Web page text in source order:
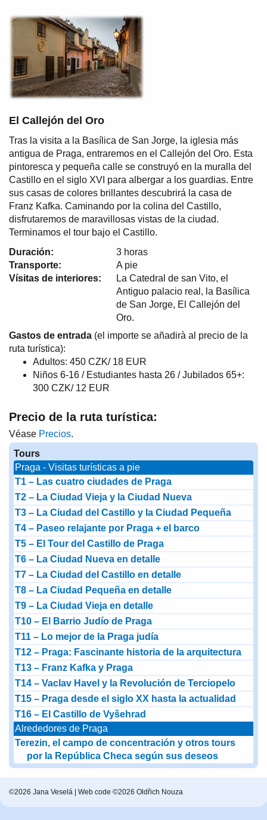
El Callejón del Oro
Tras la visita a la Basílica de San Jorge, la iglesia más
antigua de Praga, entraremos en el Callejón del Oro. Esta
pintoresca y pequeña calle se construyó en la muralla del
Castillo en el siglo XVI para albergar a los guardias. Entre
sus casas de colores brillantes descubrirá la casa de
Franz Kafka. Caminando por la colina del Castillo,
disfrutaremos de maravillosas vistas de la ciudad.
Terminamos el tour bajo el Castillo.
Duración:
3 horas
Transporte:
A pie
Vísitas de interiores:
La Catedral de san Vito, el
Antiguo palacio real, la Basílica
de San Jorge, El Callejón del
Oro.
Gastos de entrada (el importe se añadirà al precio de la
ruta turística):
Adultos: 450 CZK/ 18 EUR
Niños 6-16 / Estudiantes hasta 26 / Jubilados 65+:
300 CZK/ 12 EUR
Precio de la ruta turística:
Véase Precios.
Tours
Praga - Visitas turísticas a pie
T1 – Las cuatro ciudades de Praga
T2 – La Ciudad Vieja y la Ciudad Nueva
T3 – La Ciudad del Castillo y la Ciudad Pequeña
T4 – Paseo relajante por Praga + el barco
T5 – El Tour del Castillo de Praga
T6 – La Ciudad Nueva en detalle
T7 – La Ciudad del Castillo en detalle
T8 – La Ciudad Pequeña en detalle
T9 – La Ciudad Vieja en detalle
T10 – El Barrio Judío de Praga
T11 – Lo mejor de la Praga judía
T12 – Praga: Fascinante historia de la arquitectura
T13 – Franz Kafka y Praga
T14 – Vaclav Havel y la Revolución de Terciopelo
T15 – Praga desde el siglo XX hasta la actualidad
T16 – El Castillo de Vyšehrad
Alrededores de Praga
Terezin, el campo de concentración y otros tours
por la República Checa según sus deseos
©2026 Jana Veselá | Web code ©2026 Oldřich Nouza